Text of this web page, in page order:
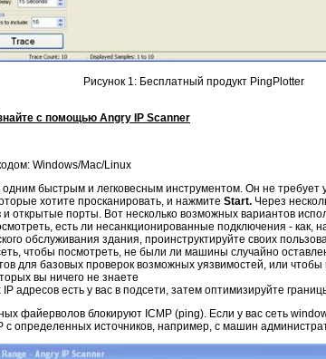
Рисунок 1: Бесплатный продукт PingPlotter
с помощью Angry IP Scanner
Windows/Mac/Linux
быстрым и легковесным инструментом. Он не требует
хотите просканировать, и нажмите Start. Через
и открытые порты. Вот несколько возможных вариантов
есть ли несанкционированные подключения - как,
обслуживания здания, проинструктируйте своих
чтобы посмотреть, не были ли машины случайно
для базовых проверок возможных уязвимостей, или чтобы
вы ничего не знаете
адресов есть у вас в подсети, затем оптимизируйте
файерволов блокируют ICMP (ping). Если у вас сеть
с определенных источников, например, с машин